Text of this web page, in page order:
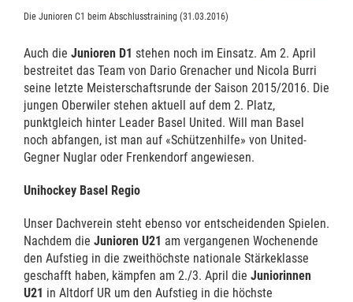
Die Junioren C1 beim Abschlusstraining (31.03.2016)
Auch die Junioren D1 stehen noch im Einsatz. Am 2. April
bestreitet das Team von Dario Grenacher und Nicola Burri
seine letzte Meisterschaftsrunde der Saison 2015/2016. Die
jungen Oberwiler stehen aktuell auf dem 2. Platz,
punktgleich hinter Leader Basel United. Will man Basel
noch abfangen, ist man auf «Schützenhilfe» von United-
Gegner Nuglar oder Frenkendorf angewiesen.
Unihockey Basel Regio
Unser Dachverein steht ebenso vor entscheidenden Spielen.
Nachdem die Junioren U21 am vergangenen Wochenende
den Aufstieg in die zweithöchste nationale Stärkeklasse
geschafft haben, kämpfen am 2./3. April die Juniorinnen
U21 in Altdorf UR um den Aufstieg in die höchste